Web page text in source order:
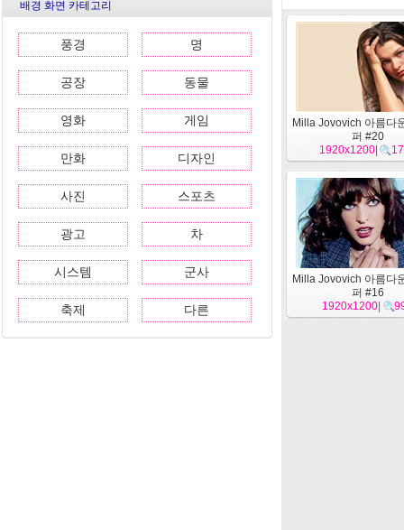
배경 화면 카테고리
풍경 명
공장 동물
영화 게임
만화 디자인
사진 스포츠
광고 차
시스템 군사
축제 다른
Milla Jovovich 아름다
퍼 #20
1920x1200
Milla Jovovich 아름다
퍼 #16
1920x1200